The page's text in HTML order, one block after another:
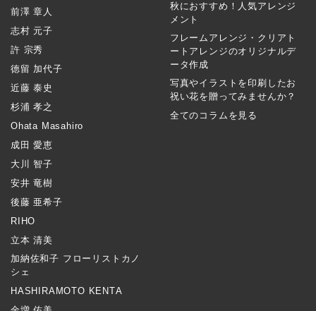
前澤 章人
志村 元子
許 宗秀
徳留 加代子
近藤 泰史
杉浦 孝之
Ohata Masahiro
成田 愛恵
大川 智子
安井 竜樹
後藤 亜希子
RIHO
立本 清美
加納佐和子 フローリストカノ
シェ
HASHIRAMOTO KENTA
秋におすすめ！人気アレンジ
メント
フレームアレンジ・クリアト
ートアレンジのオリジナルデ
ータ作成
写真やイラストを印刷したお
祝い花を贈ってみませんか？
全てのコラムを見る